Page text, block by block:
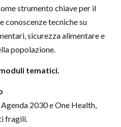
strumento chiave per il
conoscenze tecniche su
sicurezza alimentare e
popolazione.
tematici.
2030 e One Health,
fragili.